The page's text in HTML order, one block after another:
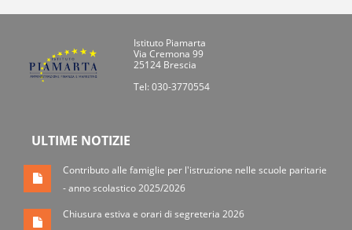
Istituto Piamarta
Via Cremona 99
25124 Brescia
Tel: 030-3770554
ULTIME NOTIZIE
Contributo alle famiglie per l'istruzione nelle scuole paritarie
- anno scolastico 2025/2026
Chiusura estiva e orari di segreteria 2026